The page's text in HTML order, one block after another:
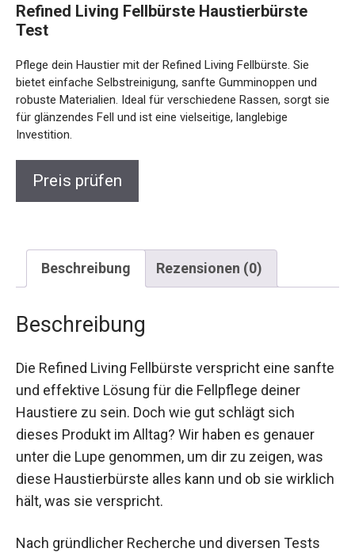
Refined Living Fellbürste Haustierbürste
Test
Pflege dein Haustier mit der Refined Living Fellbürste. Sie
bietet einfache Selbstreinigung, sanfte Gumminoppen und
robuste Materialien. Ideal für verschiedene Rassen, sorgt sie
für glänzendes Fell und ist eine vielseitige, langlebige
Investition.
Preis prüfen
Beschreibung Rezensionen (0)
Beschreibung
Die Refined Living Fellbürste verspricht eine sanfte
und effektive Lösung für die Fellpflege deiner
Haustiere zu sein. Doch wie gut schlägt sich
dieses Produkt im Alltag? Wir haben es genauer
unter die Lupe genommen, um dir zu zeigen, was
diese Haustierbürste alles kann und ob sie wirklich
hält, was sie verspricht.
Nach gründlicher Recherche und diversen Tests